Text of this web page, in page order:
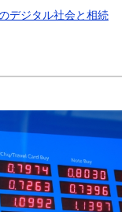
デジタル社会と相続